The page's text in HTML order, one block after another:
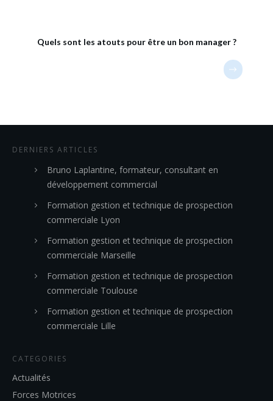
Quels sont les atouts pour être un bon manager ?
DERNIERS ARTICLES
Bruno Laplantine, formateur, consultant en
développement commercial
Formation gestion et technique de prospection
commerciale Lyon
Formation gestion et technique de prospection
commerciale Marseille
Formation gestion et technique de prospection
commerciale Toulouse
Formation gestion et technique de prospection
commerciale Lille
CATEGORIES
Actualités
Forces Motrices